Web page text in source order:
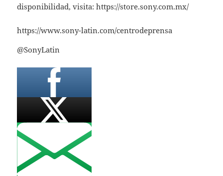
disponibilidad, visita: https://store.sony.com.mx/
https://www.sony-latin.com/centrodeprensa
@SonyLatin